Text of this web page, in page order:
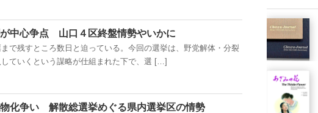
中心争点 山口４区終盤情勢やいかに
で残すところ数日と迫っている。今回の選挙は、野党解体・分裂
ていくという謀略が仕組まれた下で、選 […]
化争い 解散総選挙めぐる県内選挙区の情勢